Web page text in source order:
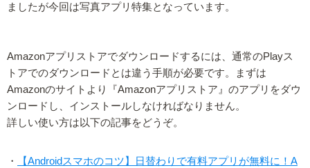
ましたが今回は写真アプリ特集となっています。
Amazonアプリストアでダウンロードするには、通常のPlayス
トアでのダウンロードとは違う手順が必要です。まずは
Amazonのサイトより『Amazonアプリストア』のアプリをダウ
ンロードし、インストールしなければなりません。
詳しい使い方は以下の記事をどうぞ。
・
【Androidスマホのコツ】日替わりで有料アプリが無料に！A